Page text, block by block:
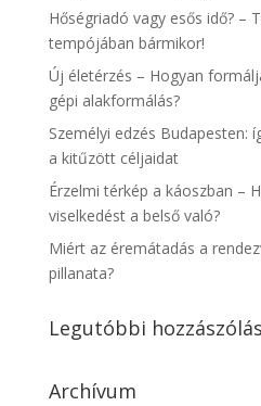
Hőségriadó vagy esős idő? –
tempójában bármikor!
Új életérzés – Hogyan
gépi alakformálás?
Személyi edzés Budapesten:
a kitűzött céljaidat
Érzelmi térkép a káoszban –
viselkedést a belső való?
Miért az éremátadás a
pillanata?
Legutóbbi
Archívum